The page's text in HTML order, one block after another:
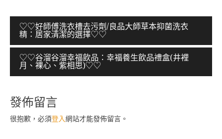
文
章
導
覽
♡♡好師傅洗衣槽去污劑/良品大師草本抑菌洗衣
精：居家清潔的選擇♡♡
♡♡谷溜谷溜幸福飲品：幸福養生飲品禮盒(井裡
月、裸心、紫相思)♡♡
發佈留言
很抱歉，必須登入網站才能發佈留言。